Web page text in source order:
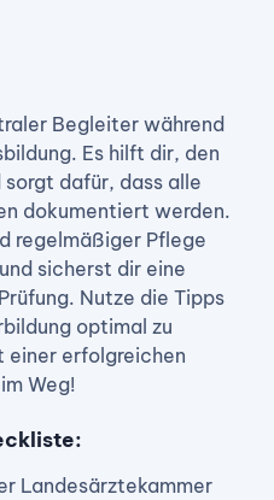
Begleiter während
Es hilft dir, den
dafür, dass alle
dokumentiert werden.
regelmäßiger Pflege
sicherst dir eine
Nutze die Tipps
optimal zu
einer erfolgreichen
Weg!
Landesärztekammer